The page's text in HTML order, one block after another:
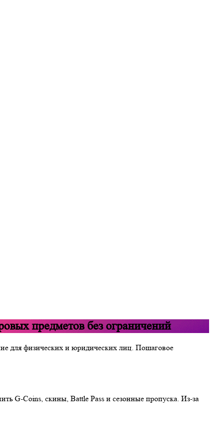
предметов без ограничений
для физических и юридических лиц. Пошаговое
G-Coins, скины, Battle Pass и сезонные пропуска. Из-за